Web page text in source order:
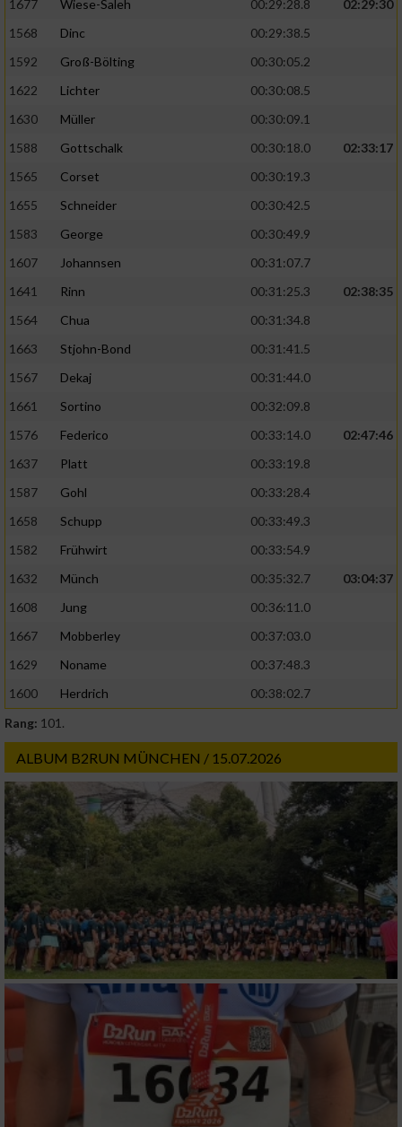
1677 Wiese-Saleh 00:29:28.8
02:29:30
1568
Dinc
00:29:38.5
1592
Groß-Bölting
00:30:05.2
1622
Lichter
00:30:08.5
1630
Müller
00:30:09.1
1588
Gottschalk 00:30:18.0
02:33:17
1565
Corset
00:30:19.3
1655
Schneider
00:30:42.5
1583
George
00:30:49.9
1607
Johannsen
00:31:07.7
1641
Rinn 00:31:25.3
02:38:35
1564
Chua
00:31:34.8
1663
Stjohn-Bond
00:31:41.5
1567
Dekaj
00:31:44.0
1661
Sortino
00:32:09.8
1576
Federico 00:33:14.0
02:47:46
1637
Platt
00:33:19.8
1587
Gohl
00:33:28.4
1658
Schupp
00:33:49.3
1582
Frühwirt
00:33:54.9
1632
Münch 00:35:32.7
03:04:37
1608
Jung
00:36:11.0
1667
Mobberley
00:37:03.0
1629
Noname
00:37:48.3
1600
Herdrich
00:38:02.7
Rang: 101.
ALBUM B2RUN MÜNCHEN / 15.07.2026